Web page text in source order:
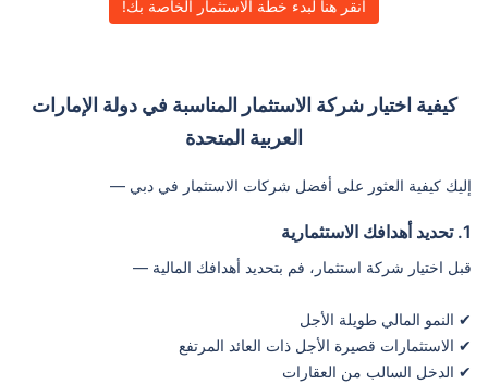
انقر هنا لبدء خطة الاستثمار الخاصة بك!
كيفية اختيار شركة الاستثمار المناسبة في دولة الإمارات
العربية المتحدة
إليك كيفية العثور على أفضل شركات الاستثمار في دبي —
1. تحديد أهدافك الاستثمارية
قبل اختيار شركة استثمار، فم بتحديد أهدافك المالية —
✔ النمو المالي طويلة الأجل
✔ الاستثمارات قصيرة الأجل ذات العائد المرتفع
✔ الدخل السالب من العقارات